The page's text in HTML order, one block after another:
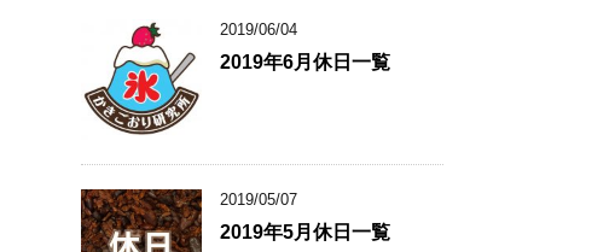
2019/06/04
2019年6月休日一覧
2019/05/07
2019年5月休日一覧